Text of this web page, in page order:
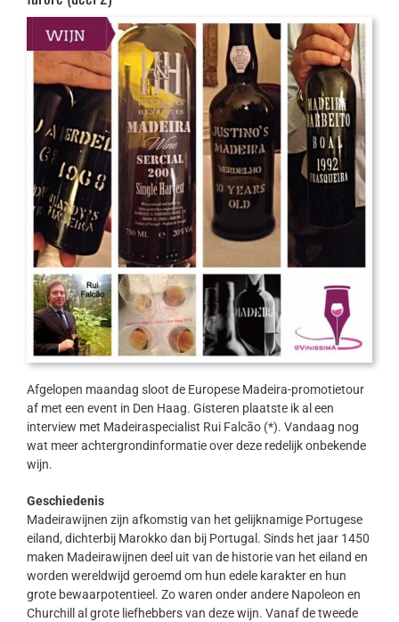
Afgelopen maandag sloot de Europese Madeira-promotietour
af met een event in Den Haag. Gisteren plaatste ik al een
interview met Madeiraspecialist Rui Falcão (*). Vandaag nog
wat meer achtergrondinformatie over deze redelijk onbekende
wijn.
Geschiedenis
Madeirawijnen zijn afkomstig van het gelijknamige Portugese
eiland, dichterbij Marokko dan bij Portugal. Sinds het jaar 1450
maken Madeirawijnen deel uit van de historie van het eiland en
worden wereldwijd geroemd om hun edele karakter en hun
grote bewaarpotentieel. Zo waren onder andere Napoleon en
Churchill al grote liefhebbers van deze wijn. Vanaf de tweede